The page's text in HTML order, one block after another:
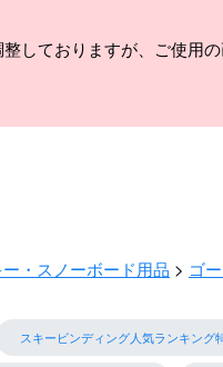
しておりますが、ご使用
ー・スノーボード用品
ゴ
スキービンディング人気ランキング